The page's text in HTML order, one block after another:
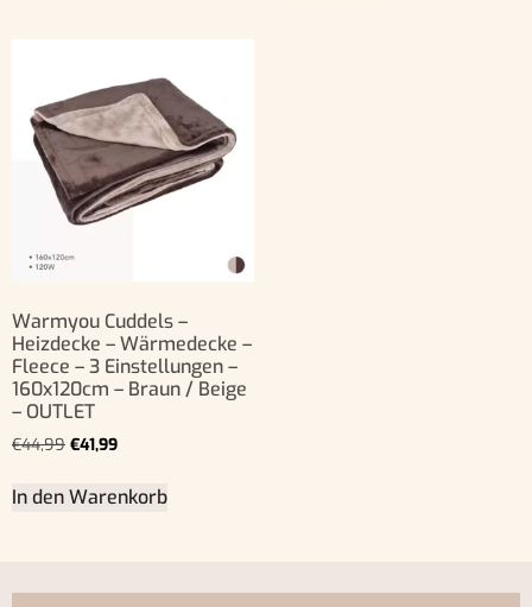
Warmyou Cuddels –
Heizdecke – Wärmedecke –
Fleece – 3 Einstellungen –
160x120cm – Braun / Beige
– OUTLET
€44,99 €41,99
In den Warenkorb